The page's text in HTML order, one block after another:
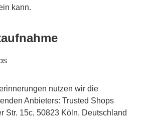
kann.
nutzen wir die
Anbieters: Trusted Shops
Str. 15c, 50823 Köln, Deutschland